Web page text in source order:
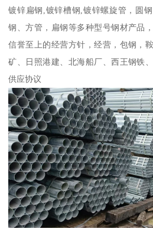
镀锌扁钢,镀锌槽钢,镀锌螺旋管，圆
钢、方管，扁钢等多种型号钢材产品
信誉至上的经营方针，经营，包钢，
矿、日照港建、北海船厂、西王钢铁
供应协议